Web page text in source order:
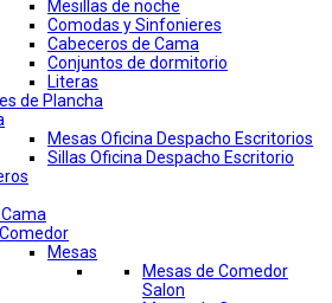
Mesillas de noche
Comodas y Sinfonieres
Cabeceros de Cama
Conjuntos de dormitorio
Literas
de Plancha
Mesas Oficina Despacho Escritorios
Sillas Oficina Despacho Escritorio
Mesas
Mesas de Comedor
Salon